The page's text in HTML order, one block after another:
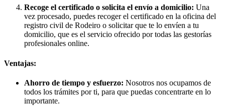
Recoge el certificado o solicita el envío a domicilio: Una
vez procesado, puedes recoger el certificado en la oficina del
registro civil de Rodeiro o solicitar que te lo envíen a tu
domicilio, que es el servicio ofrecido por todas las gestorías
profesionales online.
Ventajas:
Ahorro de tiempo y esfuerzo: Nosotros nos ocupamos de
todos los trámites por ti, para que puedas concentrarte en lo
importante.